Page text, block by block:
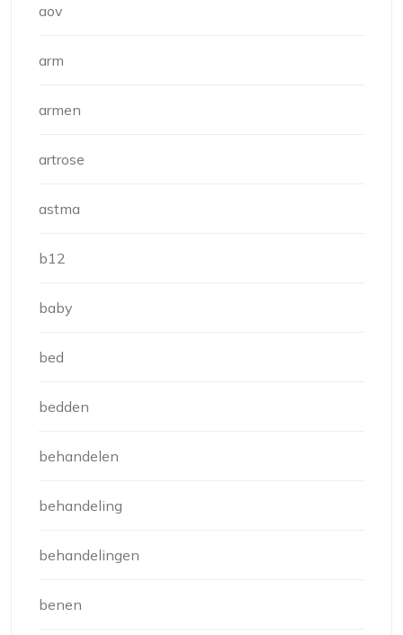
aov
arm
armen
artrose
astma
b12
baby
bed
bedden
behandelen
behandeling
behandelingen
benen